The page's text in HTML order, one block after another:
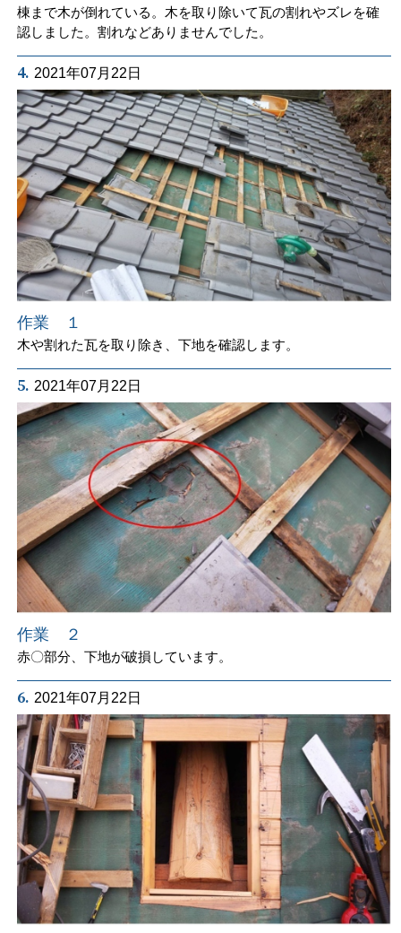
棟まで木が倒れている。木を取り除いて瓦の割れやズレを確
認しました。割れなどありませんでした。
4. 2021年07月22日
作業 １
木や割れた瓦を取り除き、下地を確認します。
5. 2021年07月22日
作業 ２
赤〇部分、下地が破損しています。
6. 2021年07月22日